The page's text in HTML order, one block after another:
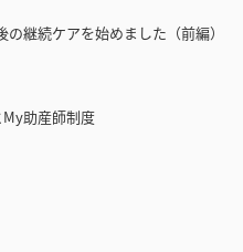
継続ケアを始めました（前編）
助産師制度